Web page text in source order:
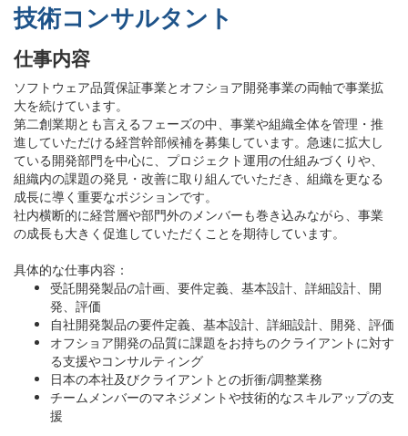
技術コンサルタント
仕事内容
ソフトウェア品質保証事業とオフショア開発事業の両軸で事業拡
大を続けています。
第二創業期とも言えるフェーズの中、事業や組織全体を管理・推
進していただける経営幹部候補を募集しています。急速に拡大し
ている開発部門を中心に、プロジェクト運用の仕組みづくりや、
組織内の課題の発見・改善に取り組んでいただき、組織を更なる
成長に導く重要なポジションです。
社内横断的に経営層や部門外のメンバーも巻き込みながら、事業
の成長も大きく促進していただくことを期待しています。
具体的な仕事内容：
受託開発製品の計画、要件定義、基本設計、詳細設計、開
発、評価
自社開発製品の要件定義、基本設計、詳細設計、開発、評価
オフショア開発の品質に課題をお持ちのクライアントに対す
る支援やコンサルティング
日本の本社及びクライアントとの折衝/調整業務
チームメンバーのマネジメントや技術的なスキルアップの支
援